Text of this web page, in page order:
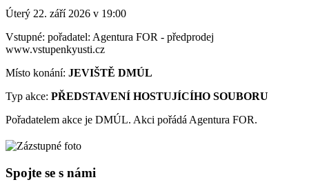
Úterý 22. září 2026 v 19:00
Vstupné: pořadatel: Agentura FOR - předprodej
www.vstupenkyusti.cz
Místo konání: JEVIŠTĚ DMÚL
Typ akce: PŘEDSTAVENÍ HOSTUJÍCÍHO SOUBORU
Pořadatelem akce je DMÚL. Akci pořádá Agentura FOR.
Spojte se s námi